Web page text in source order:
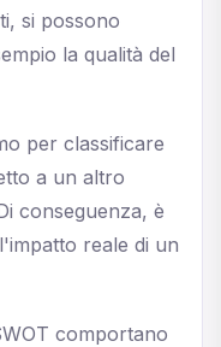
si possono
la qualità del
per classificare
a un altro
conseguenza, è
reale di un
comportano